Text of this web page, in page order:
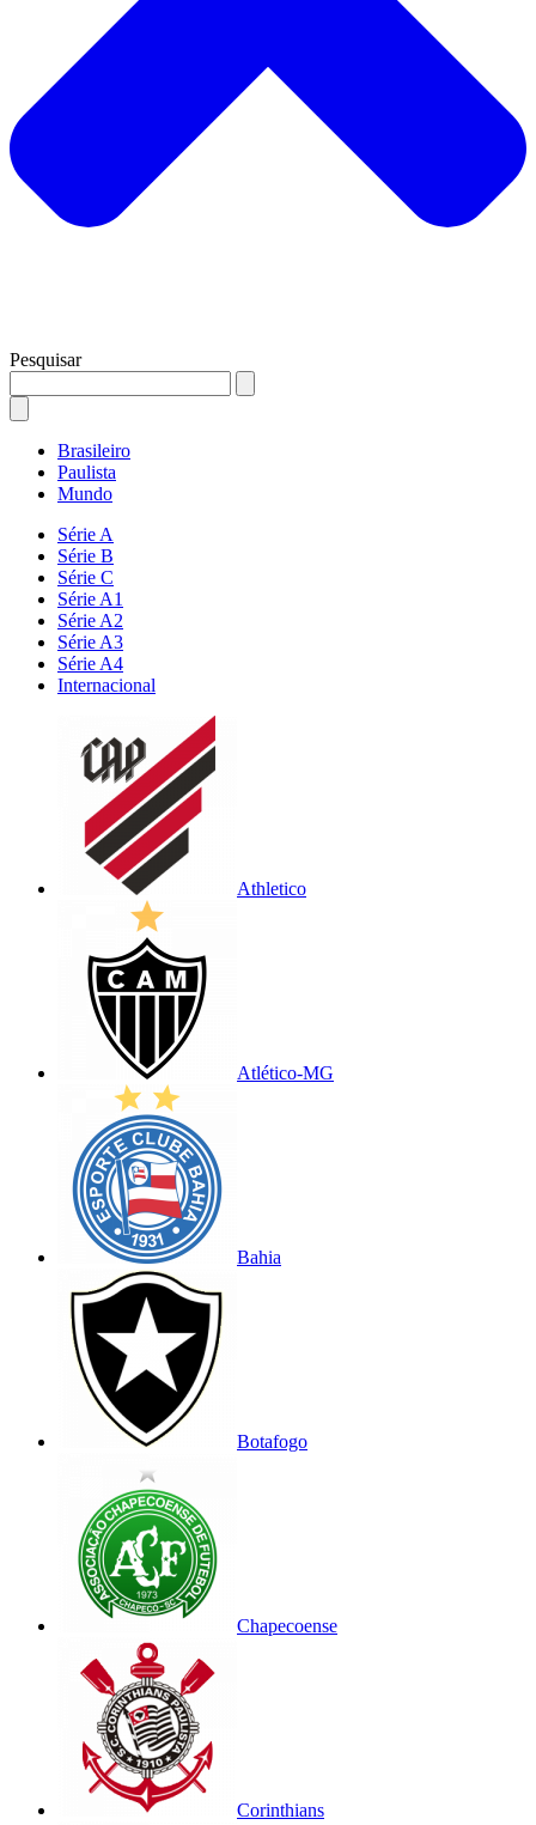
Pesquisar
Brasileiro
Paulista
Mundo
Série A
Série B
Série C
Série A1
Série A2
Série A3
Série A4
Internacional
Athletico
Atlético-MG
Bahia
Botafogo
Chapecoense
Corinthians